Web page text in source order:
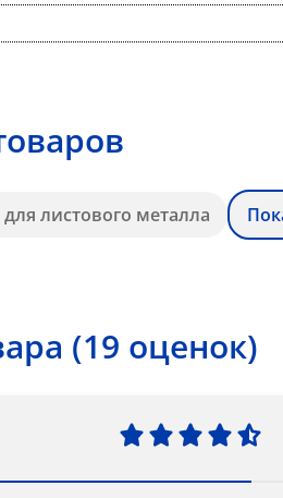
листового металла
(19 оценок)